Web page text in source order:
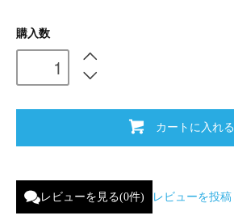
購入数
カートに入れる
レビューを見る(0件) レビューを投稿